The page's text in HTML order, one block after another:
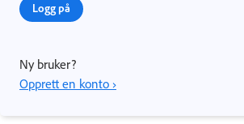
Logg på
Ny bruker?
Opprett en konto ›